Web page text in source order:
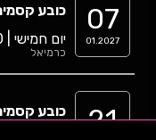
07
01.2027
כובע
יום חמישי | 17:30
כרמיאל
21
כובע